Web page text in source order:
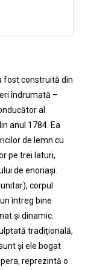
fost construită din
îndrumată –
al
anul 1784. Ea
de lemn cu
pe trei laturi,
de enoriași.
corpul
întreg bine
și dinamic.
tradițională,
și ele bogat
reprezintă o